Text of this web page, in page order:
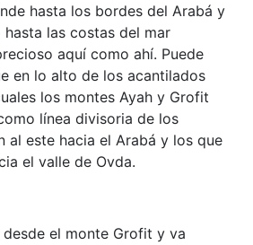
hasta los bordes del Arabá y
las costas del mar
aquí como ahí. Puede
en lo alto de los acantilados
los montes Ayah y Grofit
línea divisoria de los
al este hacia el Arabá y los que
el valle de Ovda.
el monte Grofit y va